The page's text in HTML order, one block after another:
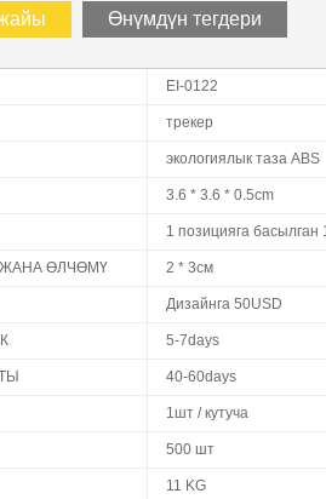
Өнүмдүн тегдери
EI-0122
трекер
экологиялык таза ABS
3.6 * 3.6 * 0.5cm
1 позицияга басылган
ӨЛЧӨМҮ 2 * 3см
Дизайнга 50USD
5-7days
40-60days
1шт / кутуча
500 шт
11 KG